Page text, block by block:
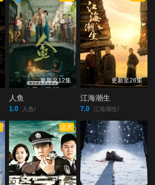
更新至12集
人鱼
1.0 人鱼/
更新至28集
江海潮生
7.0 江海潮生/
正片